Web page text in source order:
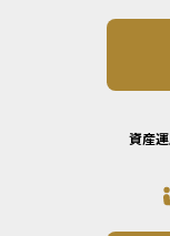
資産